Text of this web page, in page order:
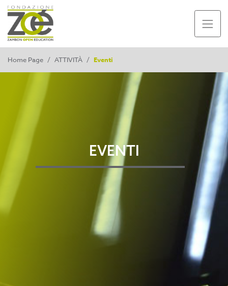
Home Page / ATTIVITÀ / Eventi
EVENTI